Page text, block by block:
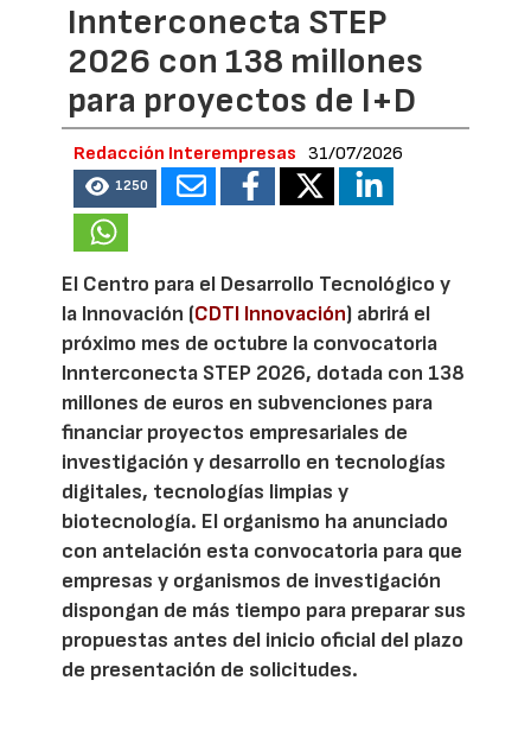
Innterconecta STEP
2026 con 138 millones
para proyectos de I+D
Redacción Interempresas 31/07/2026
1250
El Centro para el Desarrollo Tecnológico y
la Innovación (CDTI Innovación) abrirá el
próximo mes de octubre la convocatoria
Innterconecta STEP 2026, dotada con 138
millones de euros en subvenciones para
financiar proyectos empresariales de
investigación y desarrollo en tecnologías
digitales, tecnologías limpias y
biotecnología. El organismo ha anunciado
con antelación esta convocatoria para que
empresas y organismos de investigación
dispongan de más tiempo para preparar sus
propuestas antes del inicio oficial del plazo
de presentación de solicitudes.